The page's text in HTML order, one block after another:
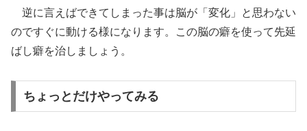
逆に言えばできてしまった事は脳が「変化」と思わない
のですぐに動ける様になります。この脳の癖を使って先延
ばし癖を治しましょう。
ちょっとだけやってみる